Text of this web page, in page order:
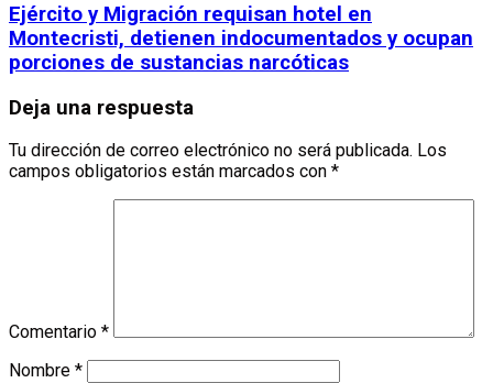
Ejército y Migración requisan hotel en
Montecristi, detienen indocumentados y ocupan
porciones de sustancias narcóticas
Deja una respuesta
Tu dirección de correo electrónico no será publicada. Los
campos obligatorios están marcados con *
Comentario *
Nombre *